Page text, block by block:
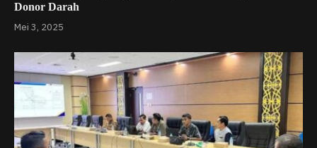
Donor Darah
Mei 3, 2025